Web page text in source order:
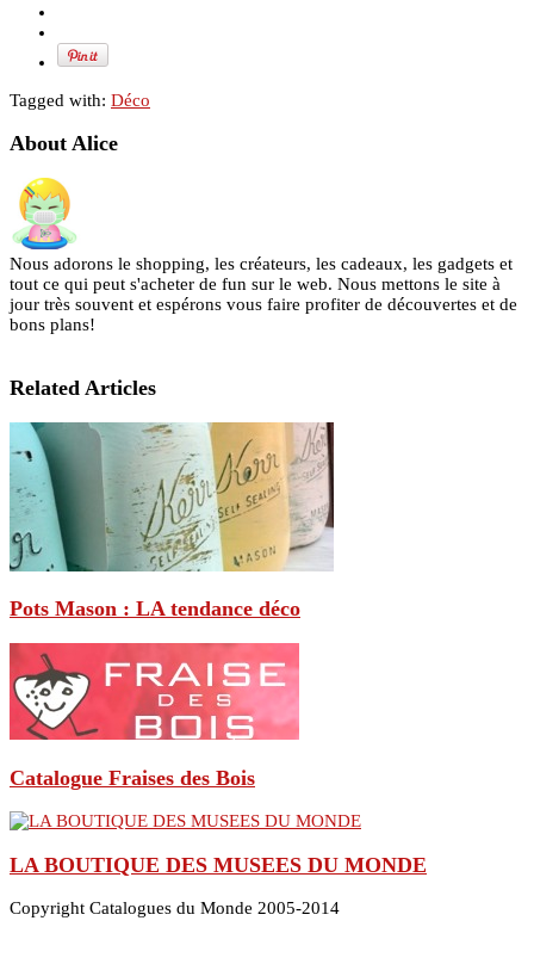
Tagged with: Déco
About Alice
Nous adorons le shopping, les créateurs, les cadeaux, les gadgets et
tout ce qui peut s'acheter de fun sur le web. Nous mettons le site à
jour très souvent et espérons vous faire profiter de découvertes et de
bons plans!
Related Articles
Pots Mason : LA tendance déco
Catalogue Fraises des Bois
LA BOUTIQUE DES MUSEES DU MONDE
Copyright Catalogues du Monde 2005-2014